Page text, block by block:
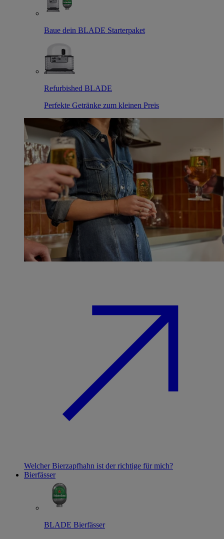
Baue dein BLADE Starterpaket
Refurbished BLADE
Perfekte Getränke zum kleinen Preis
Welcher Bierzapfhahn ist der richtige für mich?
Bierfässer
BLADE Bierfässer